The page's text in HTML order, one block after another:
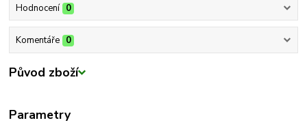
Hodnocení 0
Komentáře 0
Původ zboží
Parametry